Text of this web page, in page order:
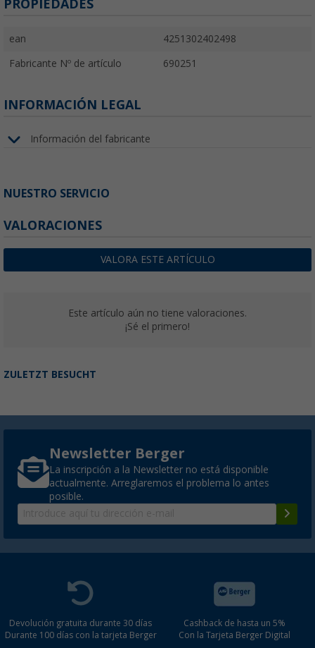
PROPIEDADES
ean 4251302402498
Fabricante Nº de artículo 690251
INFORMACIÓN LEGAL
Información del fabricante
NUESTRO SERVICIO
VALORACIONES
VALORA ESTE ARTÍCULO
Este artículo aún no tiene valoraciones.
¡Sé el primero!
ZULETZT BESUCHT
Newsletter Berger
La inscripción a la Newsletter no está disponible
actualmente. Arreglaremos el problema lo antes
posible.
Devolución gratuita durante 30 días
Durante 100 días con la tarjeta Berger
Cashback de hasta un 5%
Con la Tarjeta Berger Digital